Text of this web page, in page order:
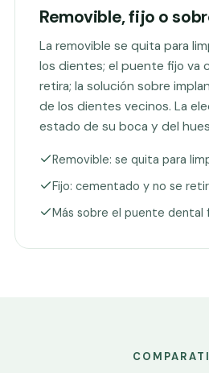
Removible, fijo o
La removible se quita para
los dientes; el puente fijo va
retira; la solución sobre
de los dientes vecinos. La
estado de su boca y del
Removible: se quita para
Fijo: cementado y no se
Más sobre el puente dental